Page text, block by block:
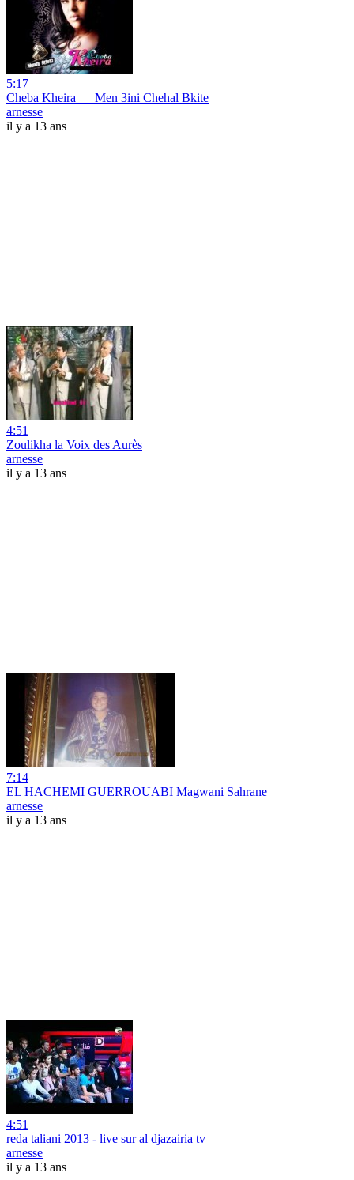
5:17
Cheba Kheira __ Men 3ini Chehal Bkite
arnesse
il y a 13 ans
4:51
Zoulikha la Voix des Aurès
arnesse
il y a 13 ans
7:14
EL HACHEMI GUERROUABI Magwani Sahrane
arnesse
il y a 13 ans
4:51
reda taliani 2013 - live sur al djazairia tv
arnesse
il y a 13 ans